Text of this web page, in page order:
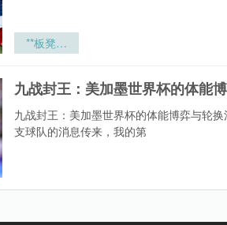
**板凳刺
客：决定美
走向的隐秘
力量**
九战封王：美加墨世界杯的体能
九战封王：美加墨世界杯的体能博弈与轮
支球队的消息传来，我的第
九战封王：